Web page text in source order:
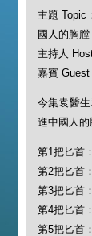
主題 Topic
國人的胸膛
主持人
嘉賓 Guest
今集袁醫
進中國人的
第1把匕首
第2把匕首
第3把匕首
第4把匕首
第5把匕首